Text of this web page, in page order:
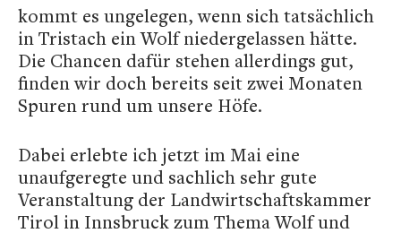
kommt es ungelegen, wenn sich tatsächlich
in Tristach ein Wolf niedergelassen hätte.
Die Chancen dafür stehen allerdings gut,
finden wir doch bereits seit zwei Monaten
Spuren rund um unsere Höfe.
Dabei erlebte ich jetzt im Mai eine
unaufgeregte und sachlich sehr gute
Veranstaltung der Landwirtschaftskammer
Tirol in Innsbruck zum Thema Wolf und